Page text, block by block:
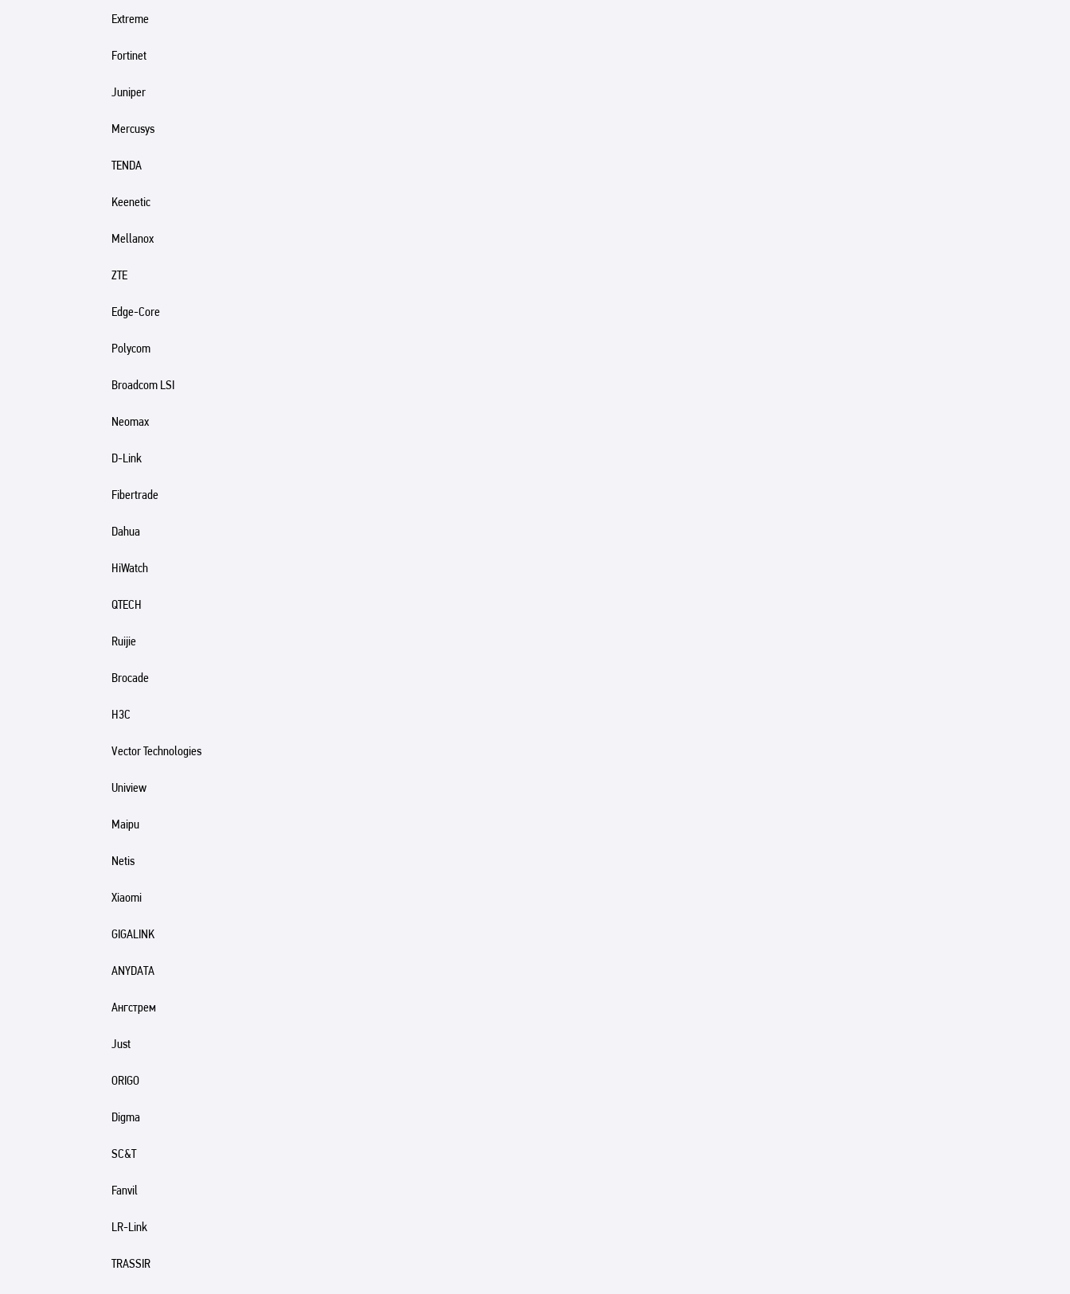
Extreme
Fortinet
Juniper
Mercusys
TENDA
Keenetic
Mellanox
ZTE
Edge-Core
Polycom
Broadcom LSI
Neomax
D-Link
Fibertrade
Dahua
HiWatch
QTECH
Ruijie
Brocade
H3C
Vector Technologies
Uniview
Maipu
Netis
Xiaomi
GIGALINK
ANYDATA
Ангстрем
Just
ORIGO
Digma
SC&T
Fanvil
LR-Link
TRASSIR